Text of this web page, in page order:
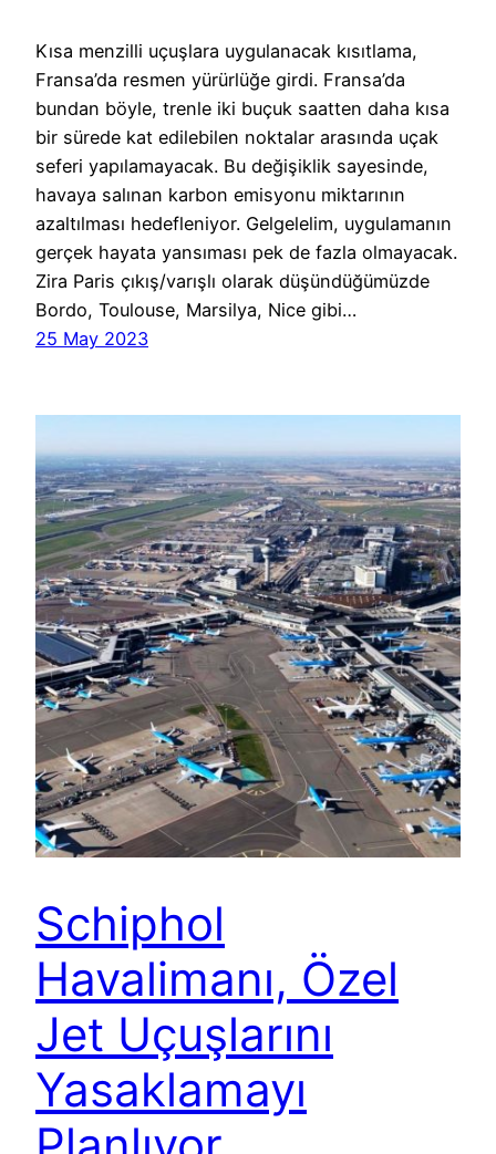
Kısa menzilli uçuşlara uygulanacak kısıtlama,
Fransa’da resmen yürürlüğe girdi. Fransa’da
bundan böyle, trenle iki buçuk saatten daha kısa
bir sürede kat edilebilen noktalar arasında uçak
seferi yapılamayacak. Bu değişiklik sayesinde,
havaya salınan karbon emisyonu miktarının
azaltılması hedefleniyor. Gelgelelim, uygulamanın
gerçek hayata yansıması pek de fazla olmayacak.
Zira Paris çıkış/varışlı olarak düşündüğümüzde
Bordo, Toulouse, Marsilya, Nice gibi…
25 May 2023
Schiphol
Havalimanı, Özel
Jet Uçuşlarını
Yasaklamayı